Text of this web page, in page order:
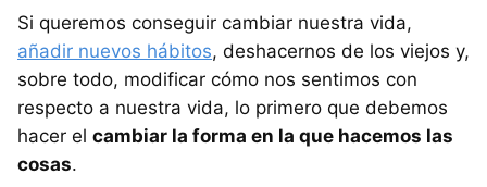
Si queremos conseguir cambiar nuestra vida,
añadir nuevos hábitos, deshacernos de los viejos y,
sobre todo, modificar cómo nos sentimos con
respecto a nuestra vida, lo primero que debemos
hacer el cambiar la forma en la que hacemos las
cosas.